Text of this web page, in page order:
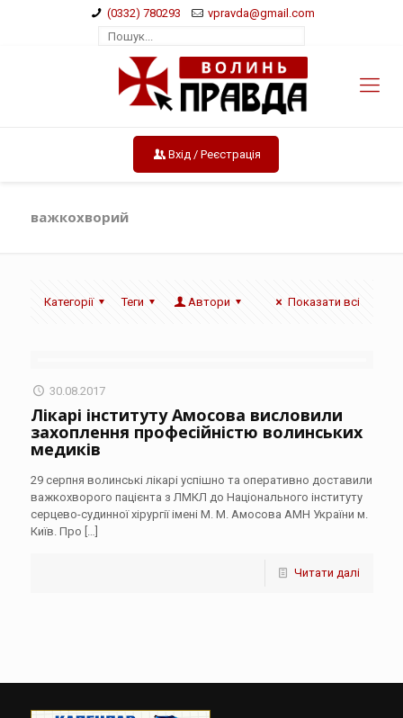
(0332) 780293 vpravda@gmail.com
Вхід / Реєстрація
важкохворий
Категорії Теги Автори Показати всі
30.08.2017
Лікарі інституту Амосова висловили
захоплення професійністю волинських
медиків
29 серпня волинські лікарі успішно та оперативно доставили
важкохворого пацієнта з ЛМКЛ до Національного інституту
серцево-судинної хірургії імені М. М. Амосова АМН України м.
Київ. Про […]
Читати далі